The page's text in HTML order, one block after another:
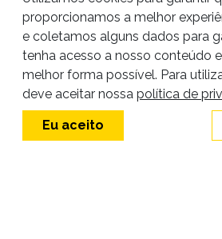
proporcionamos a melhor
e coletamos alguns dados para
tenha acesso a nosso conteúdo
melhor forma possível. Para
deve aceitar nossa política de
Eu aceito